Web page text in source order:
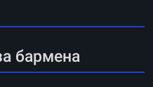
бармена